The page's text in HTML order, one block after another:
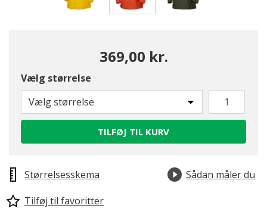
369,00 kr.
Vælg størrelse
Vælg størrelse
TILFØJ TIL KURV
Størrelsesskema
Sådan måler du
Tilføj til favoritter